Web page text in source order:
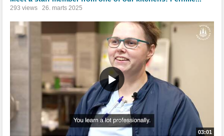
293 views 26. marts 2025
03:01